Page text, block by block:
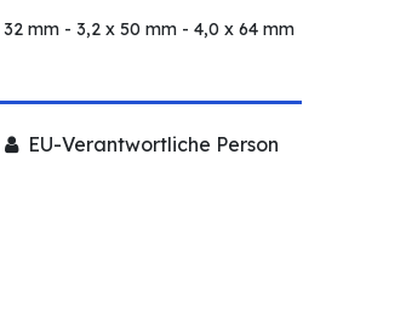
mm - 3,2 x 50 mm - 4,0 x 64 mm
EU-Verantwortliche Person